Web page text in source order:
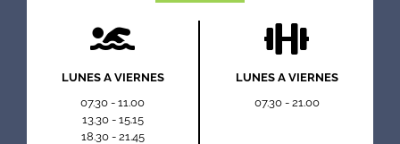
LUNES A VIERNES
07.30 - 11.00
13.30 - 15.15
18.30 - 21.45
LUNES A VIERNES
07.30 - 21.00